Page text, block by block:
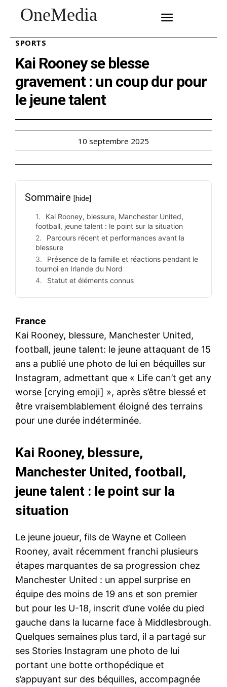
OneMedia
SPORTS
Kai Rooney se blesse
gravement : un coup dur pour
le jeune talent
10 septembre 2025
Sommaire [hide]
Kai Rooney, blessure, Manchester United,
football, jeune talent : le point sur la situation
Parcours récent et performances avant la
blessure
Présence de la famille et réactions pendant le
tournoi en Irlande du Nord
Statut et éléments connus
France
Kai Rooney, blessure, Manchester United,
football, jeune talent: le jeune attaquant de 15
ans a publié une photo de lui en béquilles sur
Instagram, admettant que « Life can’t get any
worse [crying emoji] », après s’être blessé et
être vraisemblablement éloigné des terrains
pour une durée indéterminée.
Kai Rooney, blessure,
Manchester United, football,
jeune talent : le point sur la
situation
Le jeune joueur, fils de Wayne et Colleen
Rooney, avait récemment franchi plusieurs
étapes marquantes de sa progression chez
Manchester United : un appel surprise en
équipe des moins de 19 ans et son premier
but pour les U-18, inscrit d’une volée du pied
gauche dans la lucarne face à Middlesbrough.
Quelques semaines plus tard, il a partagé sur
ses Stories Instagram une photo de lui
portant une botte orthopédique et
s’appuyant sur des béquilles, accompagnée